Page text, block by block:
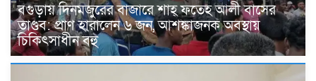
বগুড়ায় দিনমজুরের বাজারে শাহ্ ফতেহ আলী বাসের
তাণ্ডব: প্রাণ হারালেন ৬ জন, আশঙ্কাজনক অবস্থায়
চিকিৎসাধীন বহু